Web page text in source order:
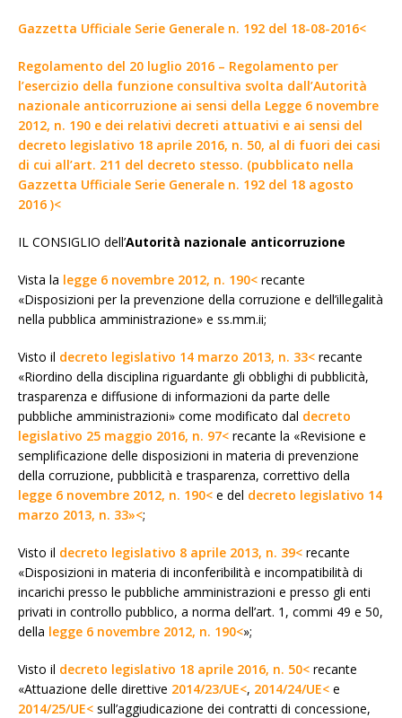
Gazzetta Ufficiale Serie Generale n. 192 del 18-08-2016<
Regolamento del 20 luglio 2016 – Regolamento per
l’esercizio della funzione consultiva svolta dall’Autorità
nazionale anticorruzione ai sensi della Legge 6 novembre
2012, n. 190 e dei relativi decreti attuativi e ai sensi del
decreto legislativo 18 aprile 2016, n. 50, al di fuori dei casi
di cui all’art. 211 del decreto stesso. (pubblicato nella
Gazzetta Ufficiale Serie Generale n. 192 del 18 agosto
2016 )<
IL CONSIGLIO dell’Autorità nazionale anticorruzione
Vista la legge 6 novembre 2012, n. 190< recante
«Disposizioni per la prevenzione della corruzione e dell’illegalità
nella pubblica amministrazione» e ss.mm.ii;
Visto il decreto legislativo 14 marzo 2013, n. 33< recante
«Riordino della disciplina riguardante gli obblighi di pubblicità,
trasparenza e diffusione di informazioni da parte delle
pubbliche amministrazioni» come modificato dal decreto
legislativo 25 maggio 2016, n. 97< recante la «Revisione e
semplificazione delle disposizioni in materia di prevenzione
della corruzione, pubblicità e trasparenza, correttivo della
legge 6 novembre 2012, n. 190< e del decreto legislativo 14
marzo 2013, n. 33»<;
Visto il decreto legislativo 8 aprile 2013, n. 39< recante
«Disposizioni in materia di inconferibilità e incompatibilità di
incarichi presso le pubbliche amministrazioni e presso gli enti
privati in controllo pubblico, a norma dell’art. 1, commi 49 e 50,
della legge 6 novembre 2012, n. 190<»;
Visto il decreto legislativo 18 aprile 2016, n. 50< recante
«Attuazione delle direttive 2014/23/UE<, 2014/24/UE< e
2014/25/UE< sull’aggiudicazione dei contratti di concessione,